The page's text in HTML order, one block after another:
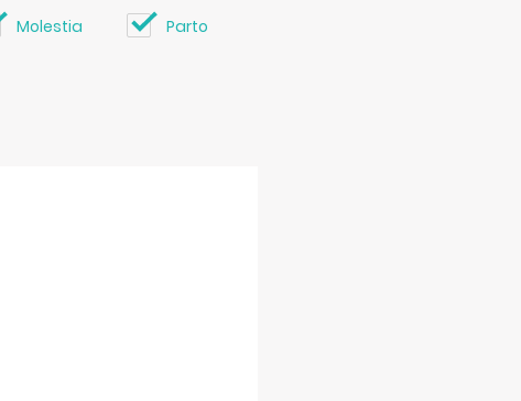
Molestia Parto